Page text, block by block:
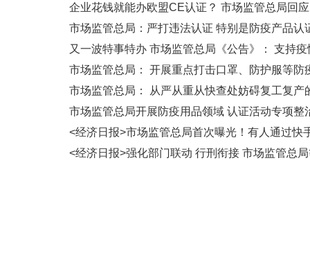
企业花钱就能办欧盟CE认证？ 市场监管总局回
市场监管总局：严打违法认证 特别是防疫产品认
又一波特事特办 市场监管总局《公告》： 支持
市场监管总局： 开展重点打击口罩、防护服等
市场监管总局： 从严从重从快查处妨碍复工复产
市场监管总局开展防疫用品领域 认证活动专项整
<经济日报>市场监管总局首次曝光！有人通过快
<经济日报>强化部门联动 行刑衔接 市场监管总